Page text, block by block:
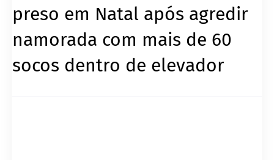
preso em Natal após agredir
namorada com mais de 60
socos dentro de elevador